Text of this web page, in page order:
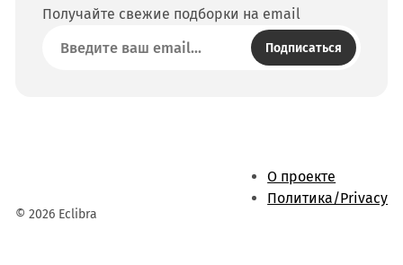
Получайте свежие подборки на email
Подписаться
© 2026 Eclibra
О проекте
Политика/Privacy